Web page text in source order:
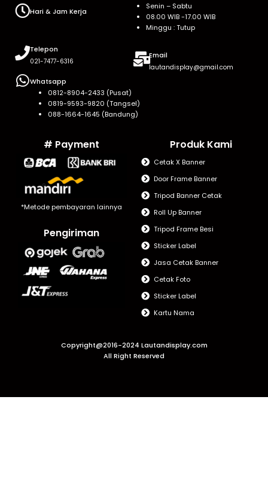
Hari & Jam Kerja
Senin – Sabtu
08.00 WIB -17.00 WIB
Minggu : Tutup
Telepon
021-7477-6316
Email
lautandisplay@gmail.com
Whatsapp
0812-8904-2433 (Pusat)
0819-9593-9820 (Tangsel)
088-1664-1645 (Bandung)
# Payment
*Metode pembayaran lainnya
Pengiriman
Produk Kami
Cetak X Banner
Door Frame Banner
Tripod Banner Cetak
Roll Up Banner
Tripod Frame Besi
Sticker Label
Jasa Cetak Banner
Cetak Foto
Sticker Label
Kartu Nama
Copyright@2016-2024 Lautandisplay.com
All Right Reserved